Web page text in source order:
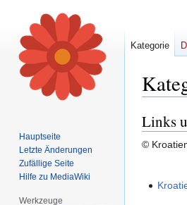
Zur
springen
Zur
Suche
springen
Links
©
Kategorie
Hauptseite
Letzte Änderungen
Zufällige Seite
Hilfe zu MediaWiki
Werkzeuge